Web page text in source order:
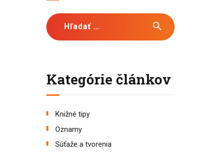
Hľadať:
Kategórie článkov
Knižné tipy
Oznamy
Súťaže a tvorenia